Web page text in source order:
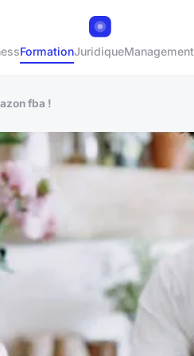
FormationJuridiqueManagement
fba !